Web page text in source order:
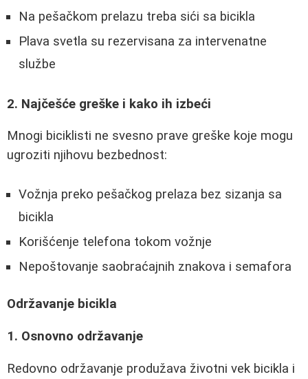
Na pešačkom prelazu treba sići sa bicikla
Plava svetla su rezervisana za intervenatne
službe
2. Najčešće greške i kako ih izbeći
Mnogi biciklisti ne svesno prave greške koje mogu
ugroziti njihovu bezbednost:
Vožnja preko pešačkog prelaza bez sizanja sa
bicikla
Korišćenje telefona tokom vožnje
Nepoštovanje saobraćajnih znakova i semafora
Održavanje bicikla
1. Osnovno održavanje
Redovno održavanje produžava životni vek bicikla i